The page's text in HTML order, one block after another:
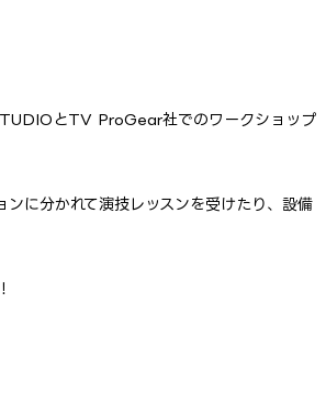
とTV ProGear社でのワークショップ
ンに分かれて演技レッスンを受けたり、設備